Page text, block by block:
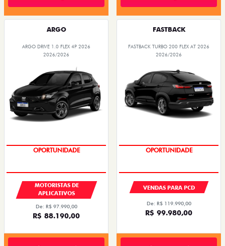
ARGO
ARGO DRIVE 1.0 FLEX 4P 2026
2026/2026
OPORTUNIDADE
MOTORISTAS DE
APLICATIVOS
De: R$ 97.990,00
R$ 88.190,00
FASTBACK
FASTBACK TURBO 200 FLEX AT 2026
2026/2026
OPORTUNIDADE
VENDAS PARA PCD
De: R$ 119.990,00
R$ 99.980,00